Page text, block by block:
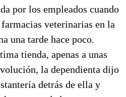
por los empleados cuando
veterinarias en la
una tarde hace poco.
tienda, apenas a unas
la dependienta dijo
detrás de ella y